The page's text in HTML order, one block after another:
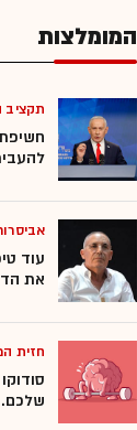
המומלצות
תקציב
להעביר 400 מיליארד שקל
עוד
את
חזית
שלכם.